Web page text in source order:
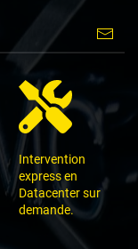
Intervention
express en
Datacenter sur
demande.